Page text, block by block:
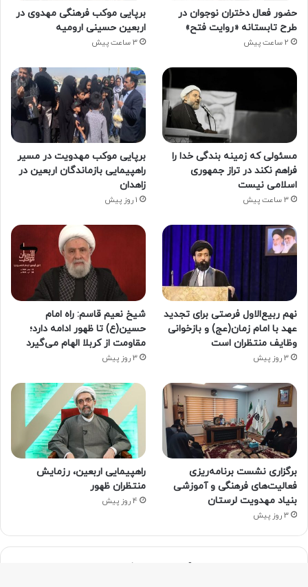
حضور فعال دختران نوجوان در
طرح تابستانه «روایت فتح»
2 ساعت پیش
برپایی موکب فرهنگی مهدوی در
اربعین حسینی ارومیه
3 ساعت پیش
مسئولی که زمینه بندگی خدا را
فراهم نکند در تراز جمهوری
اسلامی نیست
3 ساعت پیش
برپایی موکب مهدویت در مسیر
راهپیمایی بازماندگان اربعین در
زاهدان
1 روز پیش
نهم ربیع‌الاول فرصتی برای تجدید
عهد با امام زمان(عج) و بازخوانی
وظایف منتظران است
3 روز پیش
شیخ نعیم قاسم: راه امام
حسین(ع) تا ظهور ادامه دارد؛
مقاومت از کربلا الهام می‌گیرد
3 روز پیش
برگزاری نشست برنامه‌ریزی
فعالیت‌های فرهنگی و آموزشی
بنیاد مهدویت لرستان
3 روز پیش
راهپیمایی اربعین، رزمایش
منتظران ظهور
4 روز پیش